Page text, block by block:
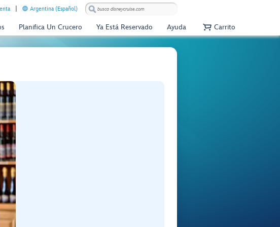
Argentina (Español)
Planifica Un Crucero Ya Está Reservado Ayuda Carrito